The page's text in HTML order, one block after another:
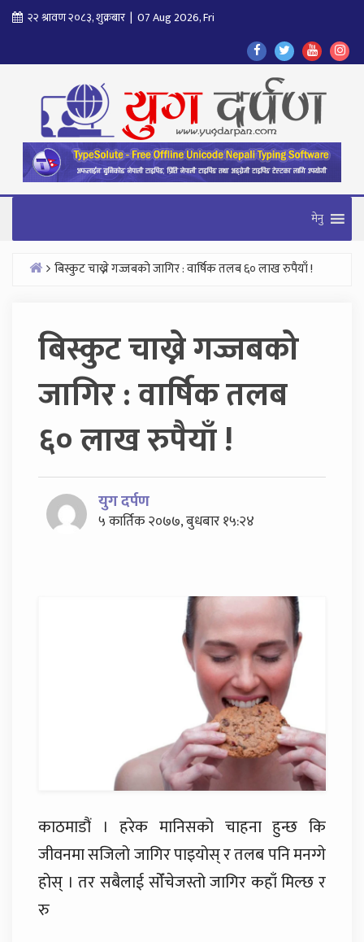
Skip २२ श्रावण २०८३, शुक्रबार | 07 Aug 2026, Fri
Find
Us
On
Facebook
Find
Us
On
Twitter
Find
Us
On
Youtube
Us
मेनु
बिस्कुट चाख्ने गज्जबको जागिर : वार्षिक तलब ६० लाख रुपैयाँ !
बिस्कुट चाख्ने गज्जबको
जागिर : वार्षिक तलब
६० लाख रुपैयाँ !
युग दर्पण
५ कार्तिक २०७७, बुधबार १५:२४
काठमाडौं । हरेक मानिसको चाहना हुन्छ कि
जीवनमा सजिलो जागिर पाइयोस् र तलब पनि मनग्गे
होस् । तर सबैलाई सोँचेजस्तो जागिर कहाँ मिल्छ र
रु